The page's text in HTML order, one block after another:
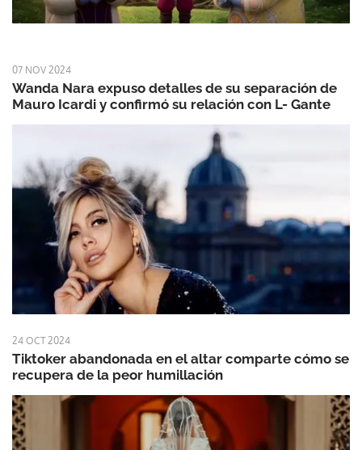
07 NOV 2024
Wanda Nara expuso detalles de su separación de
Mauro Icardi y confirmó su relación con L- Gante
24 OCT 2024
Tiktoker abandonada en el altar comparte cómo se
recupera de la peor humillación